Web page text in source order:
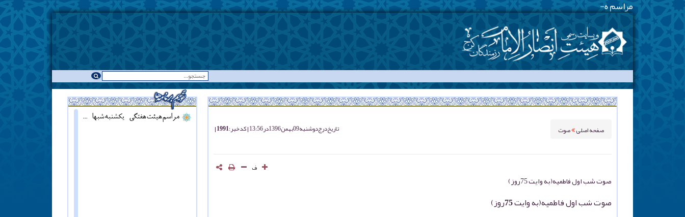
مراسم هیئت هفتگی --
صفحه اصلی صوت تاریخ درجدوشنبه 09 بهمن 1396 در 13:56 کد خبر : 1991
ف
صوت شب اول فاطمیه(به وایت 75روز)
صوت شب اول فاطمیه(به وایت 75روز)
مراسم هیئت هفتگی - یکشنبه شبها - همزمان با نماز مغرب ::: قرائت دعای آل یاسین - پنج شنبه ها قبل از اذان مغرب ::: همه روزه نماز جماعت مغرب و عشاء برگزار میشود